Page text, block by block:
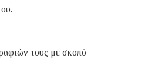
τους με σκοπό